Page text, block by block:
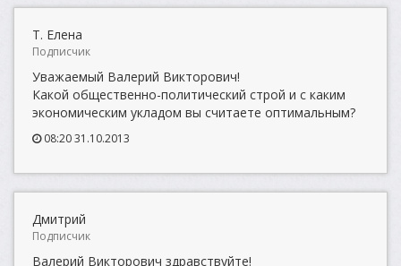
Т. Елена
Подписчик
Уважаемый Валерий Викторович!
Какой общественно-политический строй и с каким
экономическим укладом вы считаете оптимальным?
08:20 31.10.2013
Дмитрий
Подписчик
Валерий Викторович здравствуйте!